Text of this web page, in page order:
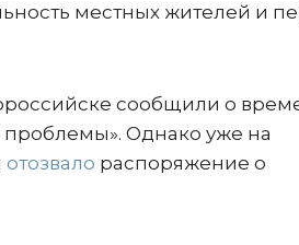
местных жителей и
сообщили о
проблемы». Однако уже на
отозвало распоряжение о